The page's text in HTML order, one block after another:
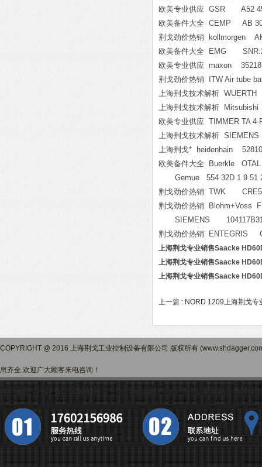
欧美专业供应 GSR A52
欧美备件大全 CEMP AB
荆戈劲价热销 kollmorgen
欧美备件大全 EMG
欧美专业供应 maxon
荆戈劲价热销 ITW Air tube
上海荆戈技术解析
上海荆戈技术解析
欧美专业供应 TIMMER TA 4-
上海荆戈技术解析
上海荆戈* heidenhain
欧美备件大全 Buerkle OTAL
Gemue 554 32D 1 9 51
荆戈劲价热销 TWK
荆戈劲价热销 Blohm+Voss
SIEMENS
荆戈劲价热销 ENTEGRIS
上海荆戈专业销售Saacke
上海荆戈专业销售Saacke
上海荆戈专业销售Saacke
上一篇 : NORD 1209上海荆戈
COPYRIGHT @ 2016 上海荆戈工业控制设备有限公司 版权所有
息齐全,欢迎广大顾客来电咨询！
沪ICP备17016957号-1